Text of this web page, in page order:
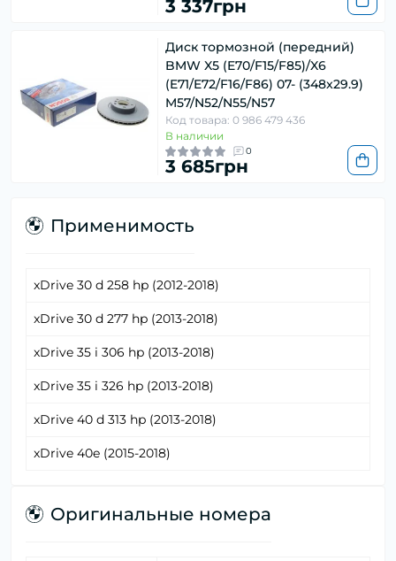
3 337грн
Диск тормозной (передний)
BMW X5 (E70/F15/F85)/X6
(E71/E72/F16/F86) 07- (348x29.9)
M57/N52/N55/N57
Код товара: 0 986 479 436
В наличии
0
3 685грн
Применимость
xDrive 30 d 258 hp (2012-2018)
xDrive 30 d 277 hp (2013-2018)
xDrive 35 i 306 hp (2013-2018)
xDrive 35 i 326 hp (2013-2018)
xDrive 40 d 313 hp (2013-2018)
xDrive 40e (2015-2018)
Оригинальные номера